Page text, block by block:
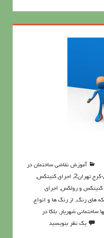
آموزش نقاشی ساختمان در
تهران2 , اجرای کنیتکس,
كنيتكس و رولكس, اجرای
های رنگ, از رنگ ها و انواع
ساختمانی شهریار , بلکا در
یک نظر بنویسید